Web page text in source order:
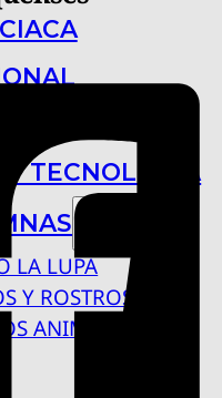
TECNOLOGÍA
LA LUPA
Y ROSTROS
ANIMALES